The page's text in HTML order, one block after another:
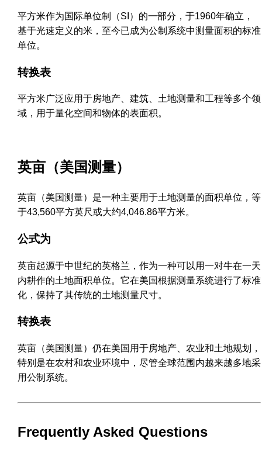
平方米作为国际单位制（SI）的一部分，于1960年确立，
基于光速定义的米，至今已成为公制系统中测量面积的标准
单位。
转换表
平方米广泛应用于房地产、建筑、土地测量和工程等多个领
域，用于量化空间和物体的表面积。
英亩（美国测量）
英亩（美国测量）是一种主要用于土地测量的面积单位，等
于43,560平方英尺或大约4,046.86平方米。
公式为
英亩起源于中世纪的英格兰，作为一种可以用一对牛在一天
内耕作的土地面积单位。它在美国根据测量系统进行了标准
化，保持了其传统的土地测量尺寸。
转换表
英亩（美国测量）仍在美国用于房地产、农业和土地规划，
特别是在农村和农业环境中，尽管全球范围内越来越多地采
用公制系统。
Frequently Asked Questions